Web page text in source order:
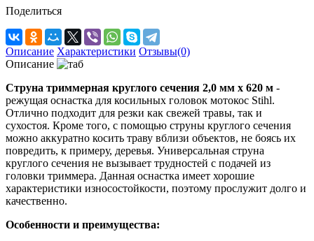
Поделиться
Описание Характеристики Отзывы(0)
Описание
Струна триммерная круглого сечения 2,0 мм х 620 м -
режущая оснастка для косильных головок мотокос Stihl.
Отлично подходит для резки как свежей травы, так и
сухостоя. Кроме того, с помощью струны круглого сечения
можно аккуратно косить траву вблизи объектов, не боясь их
повредить, к примеру, деревья. Универсальная струна
круглого сечения не вызывает трудностей с подачей из
головки триммера. Данная оснастка имеет хорошие
характеристики износостойкости, поэтому прослужит долго и
качественно.
Особенности и преимущества: